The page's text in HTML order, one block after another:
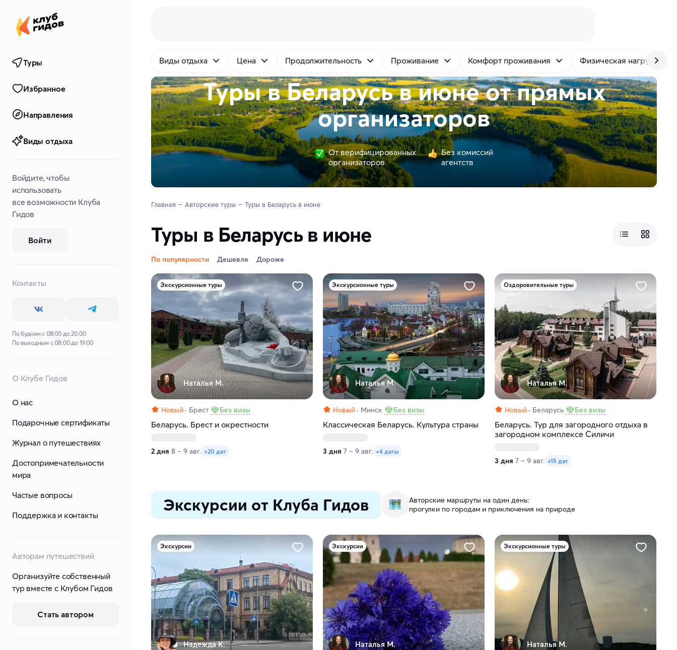
Туры
Избранное
Направления
Виды отдыха
Войдите, чтобы
использовать
все возможности Клуба
Гидов
Войти
Контакты
По будням с 08:00 до 20:00
По выходным с 08:00 до 19:00
О Клубе Гидов
О нас
Подарочные сертификаты
Журнал о путешествиях
Достопримечательности
мира
Частые вопросы
Поддержка и контакты
Авторам путешествий
Организуйте собственный
тур вместе с Клубом Гидов
Стать автором
Виды отдыха Цена Продолжительность Проживание Комфорт проживания Физическая нагрузка
Туры в Беларусь в июне отпрямых
организаторов
От верифицированных
организаторов
Без комиссий
агентств
Главная Авторские туры Туры в Беларусь в июне
Туры в Беларусь в июне
По популярности Дешевле Дороже
Экскурсионные туры
Наталья М.
Новый Брест Без визы
Беларусь. Брест и окрестности
2 дня 8 – 9 авг. +20 дат
Экскурсионные туры
Наталья М.
Новый Минск Без визы
Классическая Беларусь. Культура страны
3 дня 7 – 9 авг. +4 даты
Оздоровительные туры
Наталья М.
Новый Беларусь Без визы
Беларусь. Тур для загородного отдыха в
загородном комплексе Силичи
3 дня 7 – 9 авг. +15 дат
Экскурсии от Клуба Гидов
Авторские маршруты на один день:
прогулки по городам и приключения на природе
Экскурсии
Надежда К.
Экскурсии
Наталья М.
Экскурсионные туры
Наталья М.